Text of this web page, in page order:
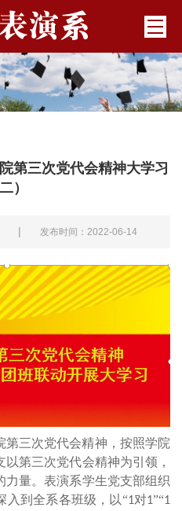
第三次党代会精神大学习
）
| 发布时间：2022-06-14
第三次党代会精神，按照学院
第三次党代会精神为引领，
量。表演系学生党支部组织
入到全系各班级，以“1对1”“1